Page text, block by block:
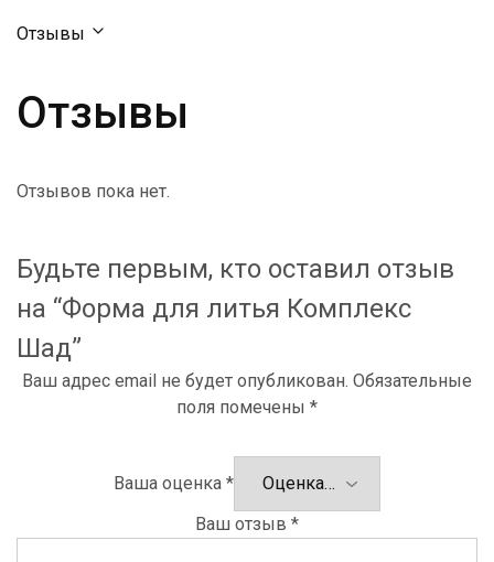
Отзывы
Отзывы
Отзывов пока нет.
Будьте первым, кто оставил отзыв
на “Форма для литья Комплекс
Шад”
Ваш адрес email не будет опубликован. Обязательные
поля помечены *
Ваша оценка *
Ваш отзыв *